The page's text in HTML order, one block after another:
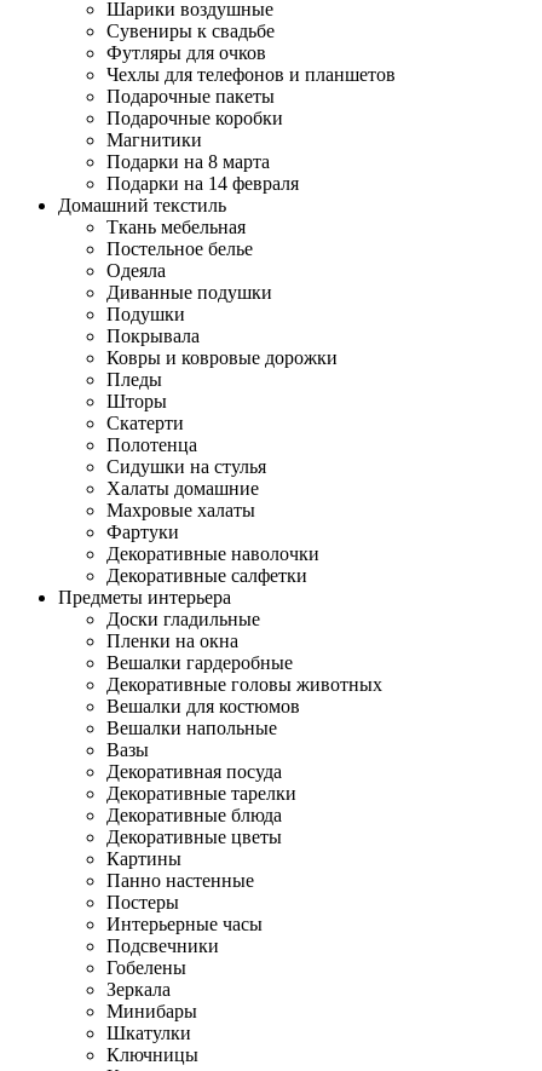
Шарики воздушные
Сувениры к свадьбе
Футляры для очков
Чехлы для телефонов и планшетов
Подарочные пакеты
Подарочные коробки
Магнитики
Подарки на 8 марта
Подарки на 14 февраля
Домашний текстиль
Ткань мебельная
Постельное белье
Одеяла
Диванные подушки
Подушки
Покрывала
Ковры и ковровые дорожки
Пледы
Шторы
Скатерти
Полотенца
Сидушки на стулья
Халаты домашние
Махровые халаты
Фартуки
Декоративные наволочки
Декоративные салфетки
Предметы интерьера
Доски гладильные
Пленки на окна
Вешалки гардеробные
Декоративные головы животных
Вешалки для костюмов
Вешалки напольные
Вазы
Декоративная посуда
Декоративные тарелки
Декоративные блюда
Декоративные цветы
Картины
Панно настенные
Постеры
Интерьерные часы
Подсвечники
Гобелены
Зеркала
Минибары
Шкатулки
Ключницы